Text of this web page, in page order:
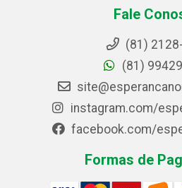
Fale
(81)
(81)
instagram.com/
facebook.com/
Formas de